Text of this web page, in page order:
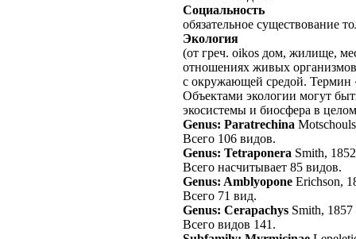
Социальность
обязательное существование
Экология
(от греч. oikos дом, жилище,
отношениях живых
с окружающей средой. Термин
Объектами экологии могут
экосистемы и биосфера в
Genus: Paratrechina
Всего 106 видов.
Genus: Tetraponera Smith,
Всего насчитывает 85 видов.
Genus: Amblyopone Erichson,
Всего 71 вид.
Genus: Cerapachys Smith, 1857
Всего видов 141.